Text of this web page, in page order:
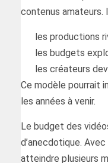
contenus amateurs.
les productions
les budgets
les créateurs
Ce modèle pourrait
les années à venir.
Le budget des
d’anecdotique.
atteindre plusieurs